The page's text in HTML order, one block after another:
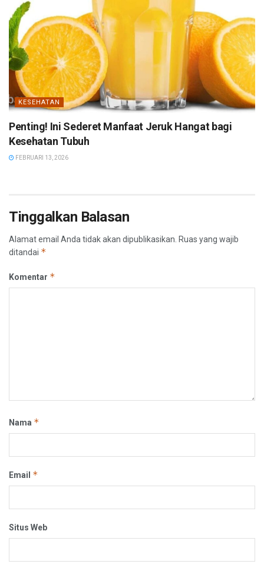
KESEHATAN
Penting! Ini Sederet Manfaat Jeruk Hangat bagi
Kesehatan Tubuh
FEBRUARI 13, 2026
Tinggalkan Balasan
Alamat email Anda tidak akan dipublikasikan. Ruas yang wajib
ditandai *
Komentar *
Nama *
Email *
Situs Web